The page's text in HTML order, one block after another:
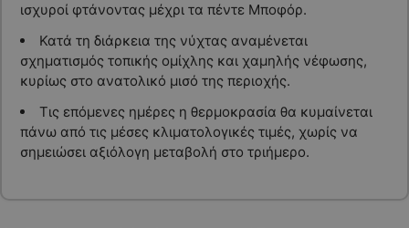
ισχυροί φτάνοντας μέχρι τα πέντε Μποφόρ.
Κατά τη διάρκεια της νύχτας αναμένεται
σχηματισμός τοπικής ομίχλης και χαμηλής νέφωσης,
κυρίως στο ανατολικό μισό της περιοχής.
Τις επόμενες ημέρες η θερμοκρασία θα κυμαίνεται
πάνω από τις μέσες κλιματολογικές τιμές, χωρίς να
σημειώσει αξιόλογη μεταβολή στο τριήμερο.